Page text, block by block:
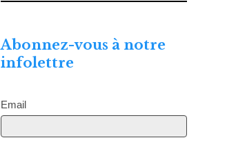
Abonnez-vous à notre
infolettre
Email